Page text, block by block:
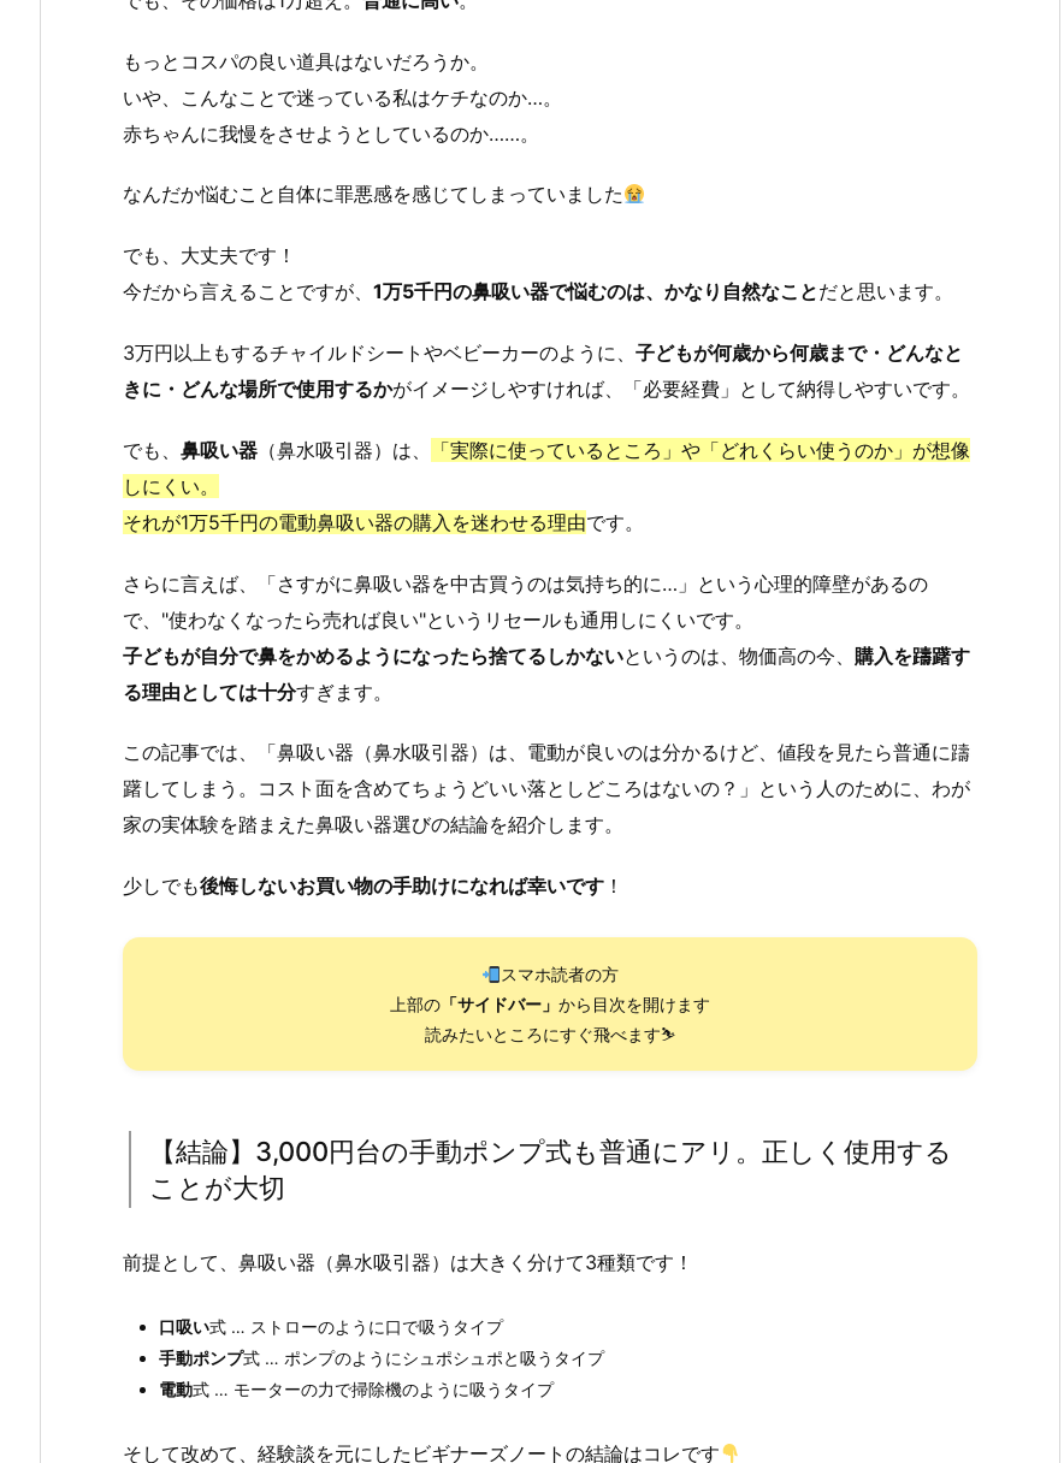
もっとコスパの良い道具はないだろうか。
いや、こんなことで迷っている私はケチなのか…。
赤ちゃんに我慢をさせようとしているのか……。
なんだか悩むこと自体に罪悪感を感じてしまっていました
でも、大丈夫です！
今だから言えることですが、 1万5千円の鼻吸い器で悩むのは、かなり自然なことだと思います。
3万円以上もするチャイルドシートやベビーカーのように、 子どもが何歳から何歳まで・どんなと
きに・どんな場所で使用するかがイメージしやすければ、「必要経費」として納得しやすいです。
でも、 鼻吸い器 （鼻水吸引器）は、
「実際に使っているところ」や「どれくらい使うのか」が想像
しにくい。
それが1万5千円の電動鼻吸い器の購入を迷わせる理由です。
さらに言えば、「さすがに鼻吸い器を中古買うのは気持ち的に…」という心理的障壁があるの
で、"使わなくなったら売れば良い"というリセールも通用しにくいです。
子どもが自分で鼻をかめるようになったら捨てるしかないというのは、物価高の今、 購入を躊躇す
る理由としては十分すぎます。
この記事では、「鼻吸い器（鼻水吸引器）は、電動が良いのは分かるけど、値段を見たら普通に躊
躇してしまう。コスト面を含めてちょうどいい落としどころはないの？」という人のために、わが
家の実体験を踏まえた鼻吸い器選びの結論を紹介します。
少しでも後悔しないお買い物の手助けになれば幸いです ！
スマホ読者の方
上部の 「サイドバー」 から目次を開けます
読みたいところにすぐ飛べます⛷️
【結論】3,000円台の手動ポンプ式も普通にアリ。正しく使用する
ことが大切
前提として、鼻吸い器（鼻水吸引器）は大きく分けて3種類です！
口吸い式 … ストローのように口で吸うタイプ
手動ポンプ式 … ポンプのようにシュポシュポと吸うタイプ
電動式 … モーターの力で掃除機のように吸うタイプ
そして改めて、経験談を元にしたビギナーズノートの結論はコレです